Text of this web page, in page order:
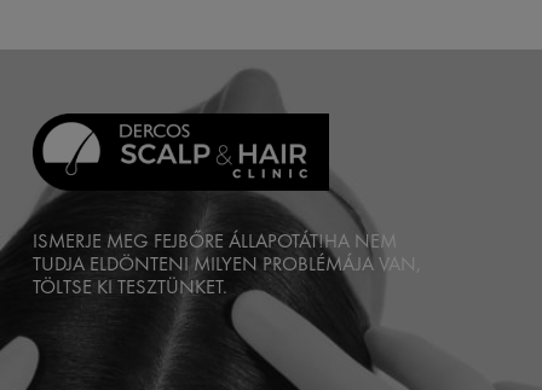
ISMERJE MEG FEJBŐRE ÁLLAPOTÁT!HA NEM
TUDJA ELDÖNTENI MILYEN PROBLÉMÁJA VAN,
TÖLTSE KI TESZTÜNKET.